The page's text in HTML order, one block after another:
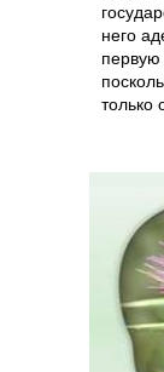
него
первую
только